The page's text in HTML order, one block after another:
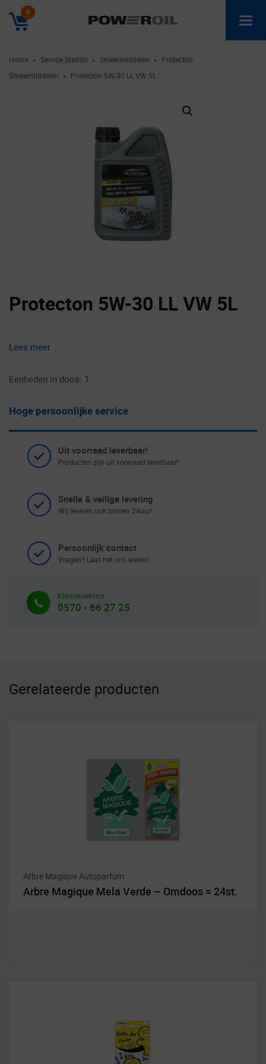
0
Home ► Service Station ► Smeermiddelen ►
Protecton
Smeermiddelen
► Protecton 5W-30 LL VW 5L
Protecton 5W-30 LL VW 5L
Lees meer
Eenheden in doos: 1
Hoge persoonlijke service
Uit voorraad leverbaar!
Producten zijn uit voorraad leverbaar!
Snelle & veilige levering
Wij leveren ook binnen 24uur!
Persoonlijk contact
Vragen? Laat het ons weten!
Klantenservice
0570 - 66 27 25
Gerelateerde producten
Arbre Magique Autoparfum
Arbre Magique Mela Verde – Omdoos = 24st.